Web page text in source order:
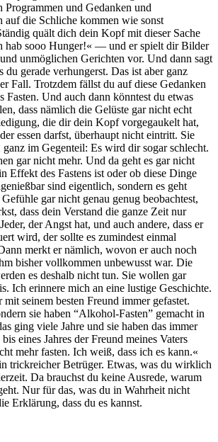
Programmen und Gedanken und
auf die Schliche kommen wie sonst
quält dich dein Kopf mit dieser Sache
hab sooo Hunger!« — und er spielt dir Bilder
unmöglichen Gerichten vor. Und dann sagt
du gerade verhungerst. Das ist aber ganz
Fall. Trotzdem fällst du auf diese Gedanken
Fasten. Und auch dann könntest du etwas
dass nämlich die Gelüste gar nicht echt
die dir dein Kopf vorgegaukelt hat,
essen darfst, überhaupt nicht eintritt. Sie
im Gegenteil: Es wird dir sogar schlecht.
gar nicht mehr. Und da geht es gar nicht
Effekt des Fastens ist oder ob diese Dinge
sind eigentlich, sondern es geht
gar nicht genau genug beobachtest,
dass dein Verstand die ganze Zeit nur
der Angst hat, und auch andere, dass er
wird, der sollte es zumindest einmal
merkt er nämlich, wovon er auch noch
bisher vollkommen unbewusst war. Die
es deshalb nicht tun. Sie wollen gar
Ich erinnere mich an eine lustige Geschichte.
seinem besten Freund immer gefastet.
sie haben “Alkohol-Fasten” gemacht in
ging viele Jahre und sie haben das immer
eines Jahres der Freund meines Vaters
mehr fasten. Ich weiß, dass ich es kann.«
trickreicher Betrüger. Etwas, was du wirklich
Da brauchst du keine Ausrede, warum
Nur für das, was du in Wahrheit nicht
Erklärung, dass du es kannst.